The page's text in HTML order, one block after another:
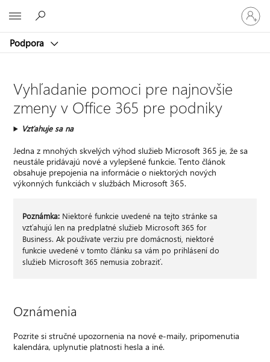
Podpora
Prihláste
sa
k
kontu
Vyhľadanie pomoci pre najnovšie
zmeny v Office 365 pre podniky
Vzťahuje sa na
Jedna z mnohých skvelých výhod služieb Microsoft 365 je, že sa
neustále pridávajú nové a vylepšené funkcie. Tento článok
obsahuje prepojenia na informácie o niektorých nových
výkonných funkciách v službách Microsoft 365.
Poznámka: Niektoré funkcie uvedené na tejto stránke sa
vzťahujú len na predplatné služieb Microsoft 365 for
Business. Ak používate verziu pre domácnosti, niektoré
funkcie uvedené v tomto článku sa vám po prihlásení do
služieb Microsoft 365 nemusia zobraziť.
Oznámenia
Pozrite si stručné upozornenia na nové e-maily, pripomenutia
kalendára, uplynutie platnosti hesla a iné.